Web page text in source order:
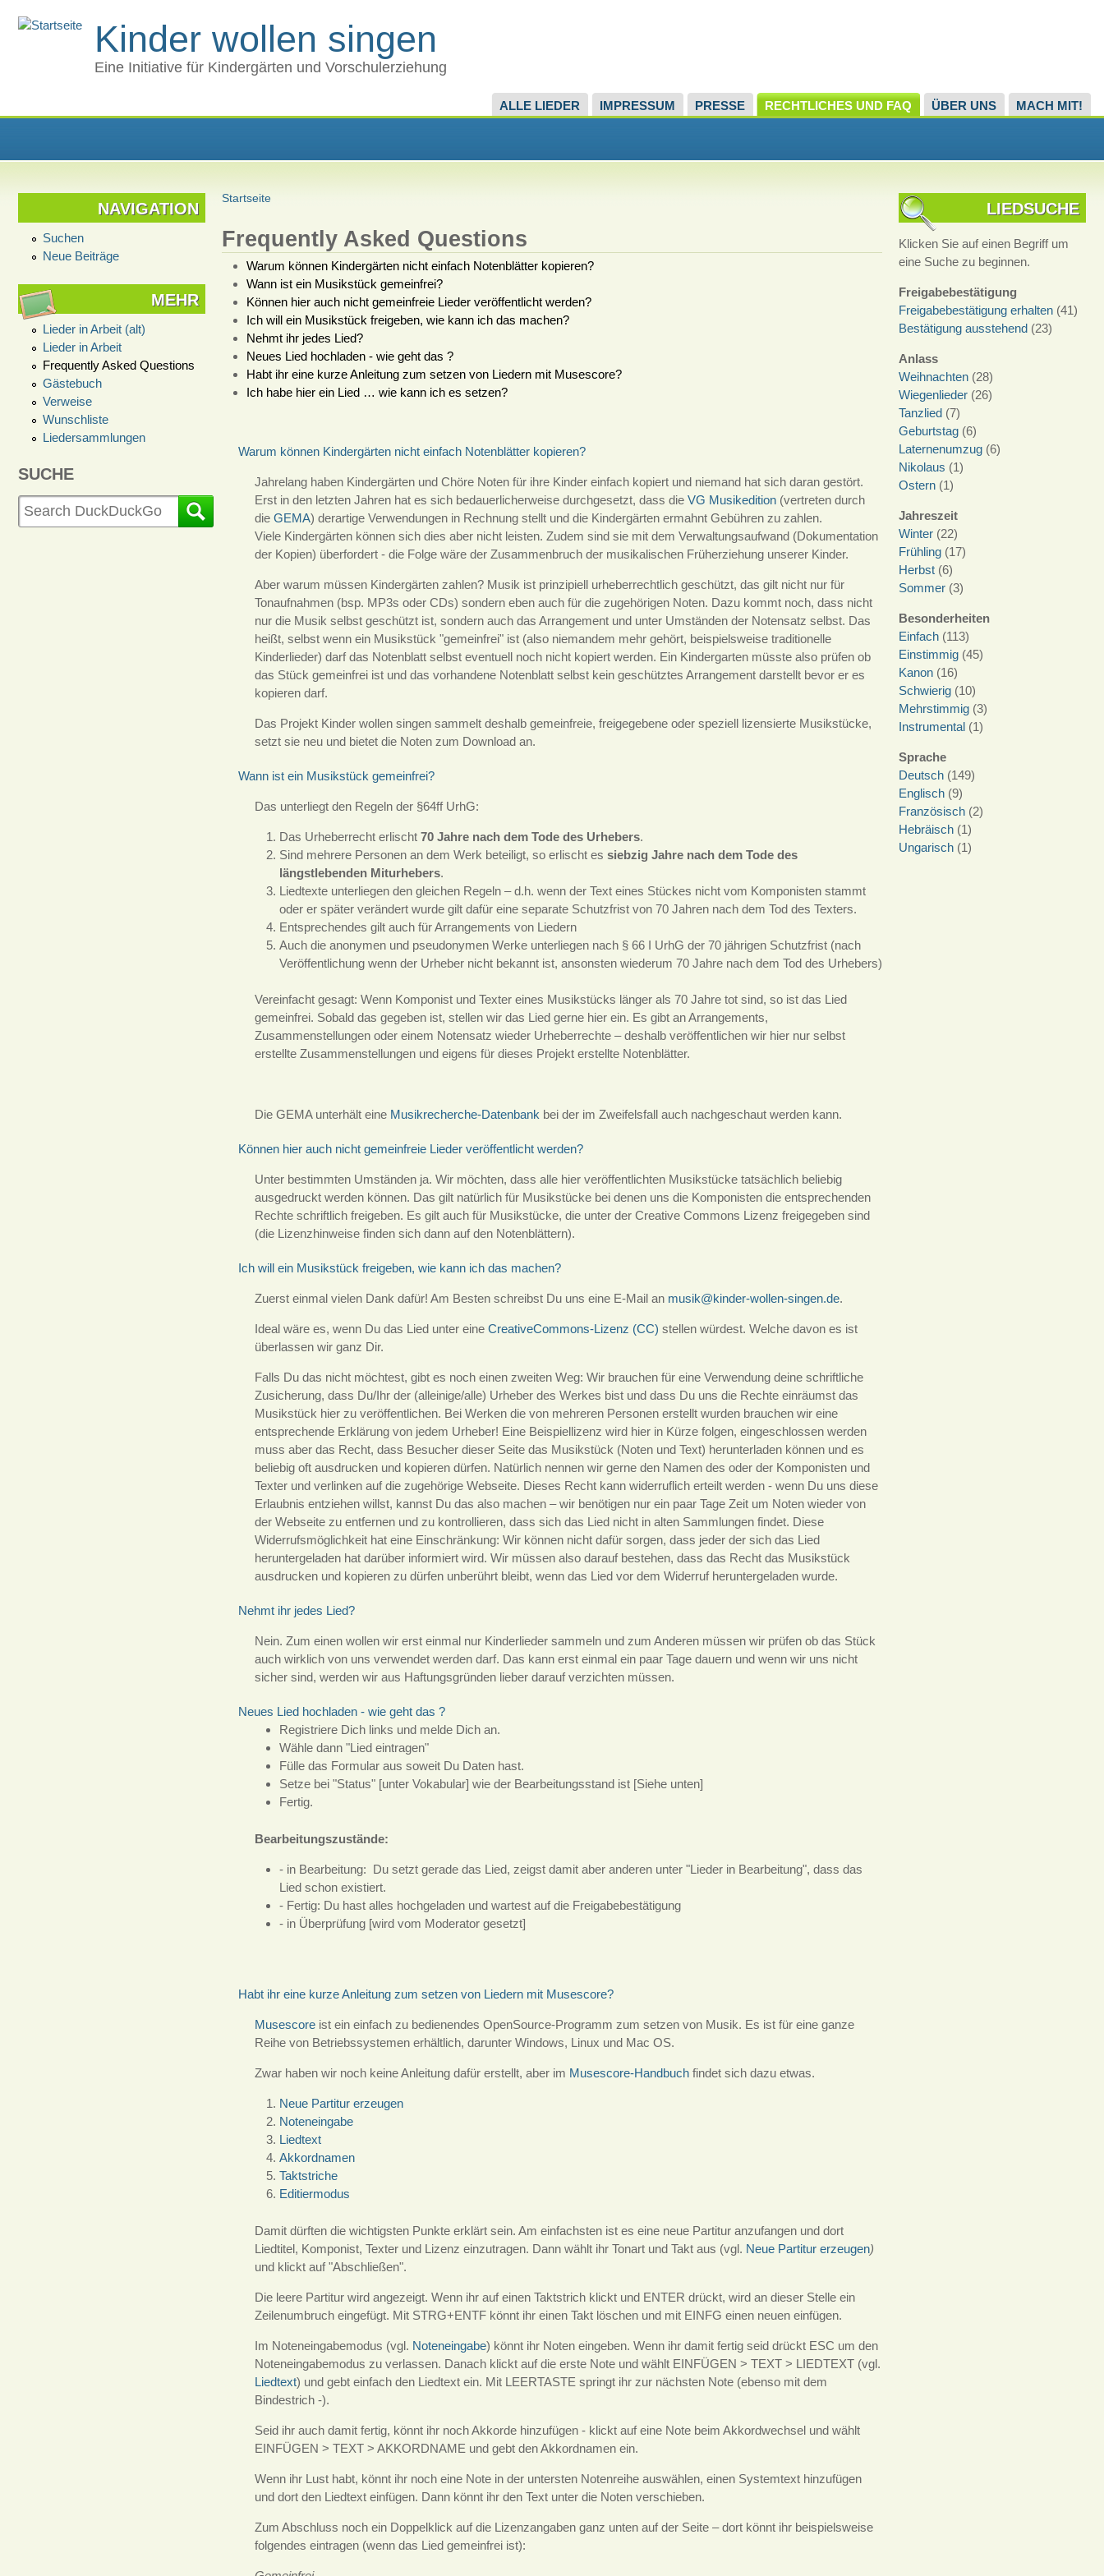
Kinder wollen singen
Eine Initiative für Kindergärten und Vorschulerziehung
ALLE LIEDER IMPRESSUM PRESSE RECHTLICHES UND FAQ ÜBER UNS MACH MIT!
NAVIGATION
Suchen
Neue Beiträge
MEHR
Lieder in Arbeit (alt)
Lieder in Arbeit
Frequently Asked Questions
Gästebuch
Verweise
Wunschliste
Liedersammlungen
SUCHE
Startseite
Frequently Asked Questions
Warum können Kindergärten nicht einfach Notenblätter kopieren?
Wann ist ein Musikstück gemeinfrei?
Können hier auch nicht gemeinfreie Lieder veröffentlicht werden?
Ich will ein Musikstück freigeben, wie kann ich das machen?
Nehmt ihr jedes Lied?
Neues Lied hochladen - wie geht das ?
Habt ihr eine kurze Anleitung zum setzen von Liedern mit Musescore?
Ich habe hier ein Lied … wie kann ich es setzen?
Warum können Kindergärten nicht einfach Notenblätter kopieren?
Jahrelang haben Kindergärten und Chöre Noten für ihre Kinder einfach kopiert und niemand hat sich daran gestört.
Erst in den letzten Jahren hat es sich bedauerlicherweise durchgesetzt, dass die VG Musikedition(vertreten durch
die GEMA) derartige Verwendungen in Rechnung stellt und die Kindergärten ermahnt Gebühren zu zahlen.
Viele Kindergärten können sich dies aber nicht leisten. Zudem sind sie mit dem Verwaltungsaufwand (Dokumentation
der Kopien) überfordert - die Folge wäre der Zusammenbruch der musikalischen Früherziehung unserer Kinder.
Aber warum müssen Kindergärten zahlen? Musik ist prinzipiell urheberrechtlich geschützt, das gilt nicht nur für
Tonaufnahmen (bsp. MP3s oder CDs) sondern eben auch für die zugehörigen Noten. Dazu kommt noch, dass nicht
nur die Musik selbst geschützt ist, sondern auch das Arrangement und unter Umständen der Notensatz selbst. Das
heißt, selbst wenn ein Musikstück "gemeinfrei" ist (also niemandem mehr gehört, beispielsweise traditionelle
Kinderlieder) darf das Notenblatt selbst eventuell noch nicht kopiert werden. Ein Kindergarten müsste also prüfen ob
das Stück gemeinfrei ist und das vorhandene Notenblatt selbst kein geschütztes Arrangement darstellt bevor er es
kopieren darf.
Das Projekt Kinder wollen singen sammelt deshalb gemeinfreie, freigegebene oder speziell lizensierte Musikstücke,
setzt sie neu und bietet die Noten zum Download an.
Wann ist ein Musikstück gemeinfrei?
Das unterliegt den Regeln der §64ff UrhG:
Das Urheberrecht erlischt 70 Jahre nach dem Tode des Urhebers.
Sind mehrere Personen an dem Werk beteiligt, so erlischt es siebzig Jahre nach dem Tode des
längstlebenden Miturhebers.
Liedtexte unterliegen den gleichen Regeln – d.h. wenn der Text eines Stückes nicht vom Komponisten stammt
oder er später verändert wurde gilt dafür eine separate Schutzfrist von 70 Jahren nach dem Tod des Texters.
Entsprechendes gilt auch für Arrangements von Liedern
Auch die anonymen und pseudonymen Werke unterliegen nach § 66 I UrhG der 70 jährigen Schutzfrist (nach
Veröffentlichung wenn der Urheber nicht bekannt ist, ansonsten wiederum 70 Jahre nach dem Tod des Urhebers)
Vereinfacht gesagt: Wenn Komponist und Texter eines Musikstücks länger als 70 Jahre tot sind, so ist das Lied
gemeinfrei. Sobald das gegeben ist, stellen wir das Lied gerne hier ein. Es gibt an Arrangements,
Zusammenstellungen oder einem Notensatz wieder Urheberrechte – deshalb veröffentlichen wir hier nur selbst
erstellte Zusammenstellungen und eigens für dieses Projekt erstellte Notenblätter.
Die GEMA unterhält eine Musikrecherche-Datenbank bei der im Zweifelsfall auch nachgeschaut werden kann.
Können hier auch nicht gemeinfreie Lieder veröffentlicht werden?
Unter bestimmten Umständen ja. Wir möchten, dass alle hier veröffentlichten Musikstücke tatsächlich beliebig
ausgedruckt werden können. Das gilt natürlich für Musikstücke bei denen uns die Komponisten die entsprechenden
Rechte schriftlich freigeben. Es gilt auch für Musikstücke, die unter der Creative Commons Lizenz freigegeben sind
(die Lizenzhinweise finden sich dann auf den Notenblättern).
Ich will ein Musikstück freigeben, wie kann ich das machen?
Zuerst einmal vielen Dank dafür! Am Besten schreibst Du uns eine E-Mail an musik@kinder-wollen-singen.de.
Ideal wäre es, wenn Du das Lied unter eine CreativeCommons-Lizenz (CC) stellen würdest. Welche davon es ist
überlassen wir ganz Dir.
Falls Du das nicht möchtest, gibt es noch einen zweiten Weg: Wir brauchen für eine Verwendung deine schriftliche
Zusicherung, dass Du/Ihr der (alleinige/alle) Urheber des Werkes bist und dass Du uns die Rechte einräumst das
Musikstück hier zu veröffentlichen. Bei Werken die von mehreren Personen erstellt wurden brauchen wir eine
entsprechende Erklärung von jedem Urheber! Eine Beispiellizenz wird hier in Kürze folgen, eingeschlossen werden
muss aber das Recht, dass Besucher dieser Seite das Musikstück (Noten und Text) herunterladen können und es
beliebig oft ausdrucken und kopieren dürfen. Natürlich nennen wir gerne den Namen des oder der Komponisten und
Texter und verlinken auf die zugehörige Webseite. Dieses Recht kann widerruflich erteilt werden - wenn Du uns diese
Erlaubnis entziehen willst, kannst Du das also machen – wir benötigen nur ein paar Tage Zeit um Noten wieder von
der Webseite zu entfernen und zu kontrollieren, dass sich das Lied nicht in alten Sammlungen findet. Diese
Widerrufsmöglichkeit hat eine Einschränkung: Wir können nicht dafür sorgen, dass jeder der sich das Lied
heruntergeladen hat darüber informiert wird. Wir müssen also darauf bestehen, dass das Recht das Musikstück
ausdrucken und kopieren zu dürfen unberührt bleibt, wenn das Lied vor dem Widerruf heruntergeladen wurde.
Nehmt ihr jedes Lied?
Nein. Zum einen wollen wir erst einmal nur Kinderlieder sammeln und zum Anderen müssen wir prüfen ob das Stück
auch wirklich von uns verwendet werden darf. Das kann erst einmal ein paar Tage dauern und wenn wir uns nicht
sicher sind, werden wir aus Haftungsgründen lieber darauf verzichten müssen.
Neues Lied hochladen - wie geht das ?
Registriere Dich links und melde Dich an.
Wähle dann "Lied eintragen"
Fülle das Formular aus soweit Du Daten hast.
Setze bei "Status" [unter Vokabular] wie der Bearbeitungsstand ist [Siehe unten]
Fertig.
Bearbeitungszustände:
- in Bearbeitung: Du setzt gerade das Lied, zeigst damit aber anderen unter "Lieder in Bearbeitung", dass das
Lied schon existiert.
- Fertig: Du hast alles hochgeladen und wartest auf die Freigabebestätigung
- in Überprüfung [wird vom Moderator gesetzt]
Habt ihr eine kurze Anleitung zum setzen von Liedern mit Musescore?
Musescoreist ein einfach zu bedienendes OpenSource-Programm zum setzen von Musik. Es ist für eine ganze
Reihe von Betriebssystemen erhältlich, darunter Windows, Linux und Mac OS.
Zwar haben wir noch keine Anleitung dafür erstellt, aber im Musescore-Handbuchfindet sich dazu etwas.
Neue Partitur erzeugen
Noteneingabe
Liedtext
Akkordnamen
Taktstriche
Editiermodus
Damit dürften die wichtigsten Punkte erklärt sein. Am einfachsten ist es eine neue Partitur anzufangen und dort
Liedtitel, Komponist, Texter und Lizenz einzutragen. Dann wählt ihr Tonart und Takt aus (vgl. Neue Partitur erzeugen)
und klickt auf "Abschließen".
Die leere Partitur wird angezeigt. Wenn ihr auf einen Taktstrich klickt und ENTER drückt, wird an dieser Stelle ein
Zeilenumbruch eingefügt. Mit STRG+ENTF könnt ihr einen Takt löschen und mit EINFG einen neuen einfügen.
Im Noteneingabemodus (vgl. Noteneingabe) könnt ihr Noten eingeben. Wenn ihr damit fertig seid drückt ESC um den
Noteneingabemodus zu verlassen. Danach klickt auf die erste Note und wählt EINFÜGEN > TEXT > LIEDTEXT (vgl.
Liedtext) und gebt einfach den Liedtext ein. Mit LEERTASTE springt ihr zur nächsten Note (ebenso mit dem
Bindestrich -).
Seid ihr auch damit fertig, könnt ihr noch Akkorde hinzufügen - klickt auf eine Note beim Akkordwechsel und wählt
EINFÜGEN > TEXT > AKKORDNAME und gebt den Akkordnamen ein.
Wenn ihr Lust habt, könnt ihr noch eine Note in der untersten Notenreihe auswählen, einen Systemtext hinzufügen
und dort den Liedtext einfügen. Dann könnt ihr den Text unter die Noten verschieben.
Zum Abschluss noch ein Doppelklick auf die Lizenzangaben ganz unten auf der Seite – dort könnt ihr beispielsweise
folgendes eintragen (wenn das Lied gemeinfrei ist):
LIEDSUCHE
Klicken Sie auf einen Begriff um
eine Suche zu beginnen.
Freigabebestätigung
Freigabebestätigung erhalten (41)
Bestätigung ausstehend (23)
Anlass
Weihnachten (28)
Wiegenlieder (26)
Tanzlied (7)
Geburtstag (6)
Laternenumzug (6)
Nikolaus (1)
Ostern (1)
Jahreszeit
Winter (22)
Frühling (17)
Herbst (6)
Sommer (3)
Besonderheiten
Einfach (113)
Einstimmig (45)
Kanon (16)
Schwierig (10)
Mehrstimmig (3)
Instrumental (1)
Sprache
Deutsch (149)
Englisch (9)
Französisch (2)
Hebräisch (1)
Ungarisch (1)